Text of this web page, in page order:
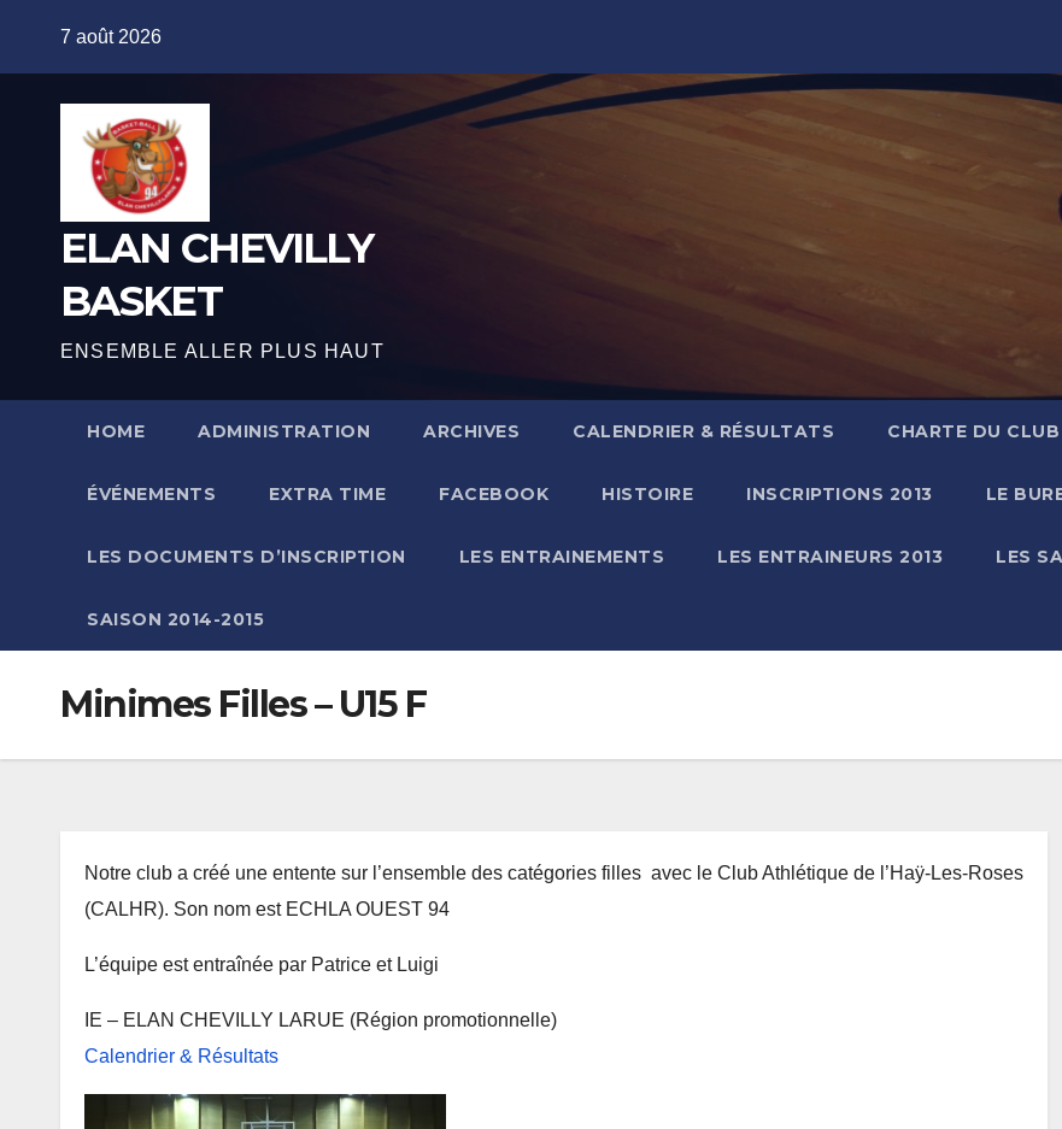
7 août 2026
ELAN CHEVILLY
BASKET
ENSEMBLE ALLER PLUS HAUT
HOME ADMINISTRATION ARCHIVES CALENDRIER & RÉSULTATS CHARTE DU CLUB
ÉVÉNEMENTS EXTRA TIME FACEBOOK HISTOIRE INSCRIPTIONS 2013 LE
LES DOCUMENTS D’INSCRIPTION LES ENTRAINEMENTS LES ENTRAINEURS 2013 LES
SAISON 2014-2015
Minimes Filles – U15 F
Notre club a créé une entente sur l’ensemble des catégories filles avec le Club Athlétique de l’Haÿ-Les-Roses
(CALHR). Son nom est ECHLA OUEST 94
L’équipe est entraînée par Patrice et Luigi
IE – ELAN CHEVILLY LARUE (Région promotionnelle)
Calendrier & Résultats